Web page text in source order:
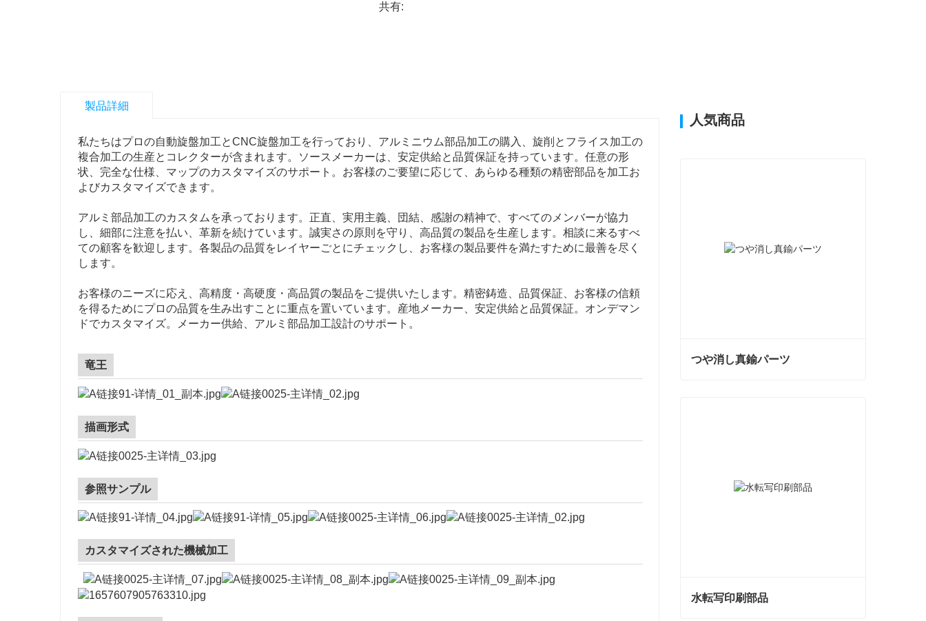
共有:
製品詳細
私たちはプロの自動旋盤加工とCNC旋盤加工を行っており、アルミニウム部品加工の購入、旋削とフライス加工の
複合加工の生産とコレクターが含まれます。ソースメーカーは、安定供給と品質保証を持っています。任意の形
状、完全な仕様、マップのカスタマイズのサポート。お客様のご要望に応じて、あらゆる種類の精密部品を加工お
よびカスタマイズできます。
アルミ部品加工のカスタムを承っております。正直、実用主義、団結、感謝の精神で、すべてのメンバーが協力
し、細部に注意を払い、革新を続けています。誠実さの原則を守り、高品質の製品を生産します。相談に来るすべ
ての顧客を歓迎します。各製品の品質をレイヤーごとにチェックし、お客様の製品要件を満たすために最善を尽く
します。
お客様のニーズに応え、高精度・高硬度・高品質の製品をご提供いたします。精密鋳造、品質保証、お客様の信頼
を得るためにプロの品質を生み出すことに重点を置いています。産地メーカー、安定供給と品質保証。オンデマン
ドでカスタマイズ。メーカー供給、アルミ部品加工設計のサポート。
竜王
描画形式
参照サンプル
カスタマイズされた機械加工
人気商品
つや消し真鍮パーツ
水転写印刷部品